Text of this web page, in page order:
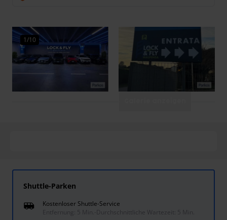
1/10
Shuttle-Parken
Kostenloser Shuttle-Service
Entfernung: 5 Min.
Durchschnittliche Wartezeit: 5 Min.